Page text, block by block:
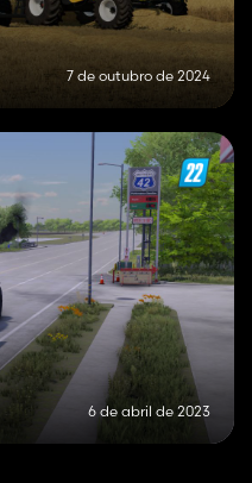
7 de outubro de 2024
6 de abril de 2023